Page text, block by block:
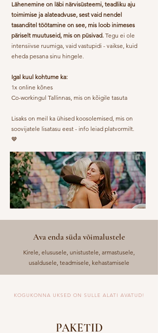
Lähenemine on läbi närvisüsteemi, teadliku aju
toimimise ja alateadvuse, sest vaid nendel
tasanditel töötamine on see, mis loob inimeses
päriselt muutuseid, mis on püsivad. Tegu ei ole
intensiivse ruumiga, vaid vastupidi - vaikse, kuid
eheda pesana sinu hingele.
Igal kuul kohtume ka:
1x online kõnes
Co-workingul Tallinnas, mis on kõigile tasuta
Lisaks on meil ka ühised koosolemised, mis on
soovijatele lisatasu eest - info leiad platvormilt.
🤎
Ava enda süda võimalustele
Kirele, elususele, unistustele, armastusele,
usaldusele, teadmisele, kehastamisele
KOGUKONNA UKSED ON SULLE ALATI AVATUD!
PAKETID